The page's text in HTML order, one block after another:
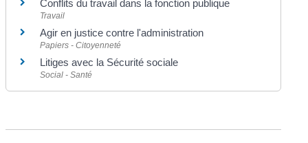
Conflits du travail dans la fonction publique
Travail
Agir en justice contre l'administration
Papiers - Citoyenneté
Litiges avec la Sécurité sociale
Social - Santé